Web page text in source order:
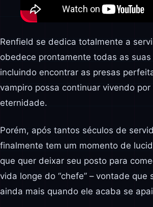
Renfield se dedica totalmente a
obedece prontamente todas as suas
incluindo encontrar as presas
vampiro possa continuar vivendo por
eternidade.
Porém, após tantos séculos de
finalmente tem um momento de
que quer deixar seu posto para
vida longe do “chefe” – vontade que
ainda mais quando ele acaba se